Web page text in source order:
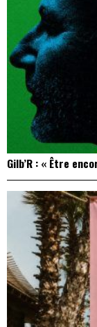
Gilb’R : « Être